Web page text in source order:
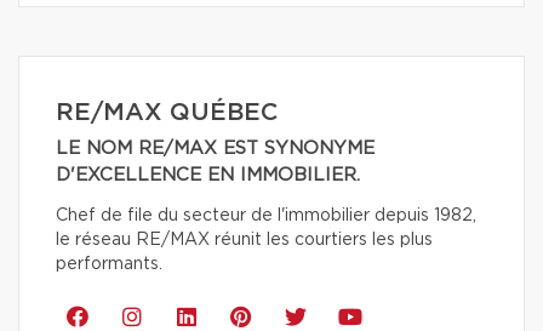
RE/MAX QUÉBEC
LE NOM RE/MAX EST SYNONYME
D'EXCELLENCE EN IMMOBILIER.
Chef de file du secteur de l'immobilier depuis 1982,
le réseau RE/MAX réunit les courtiers les plus
performants.